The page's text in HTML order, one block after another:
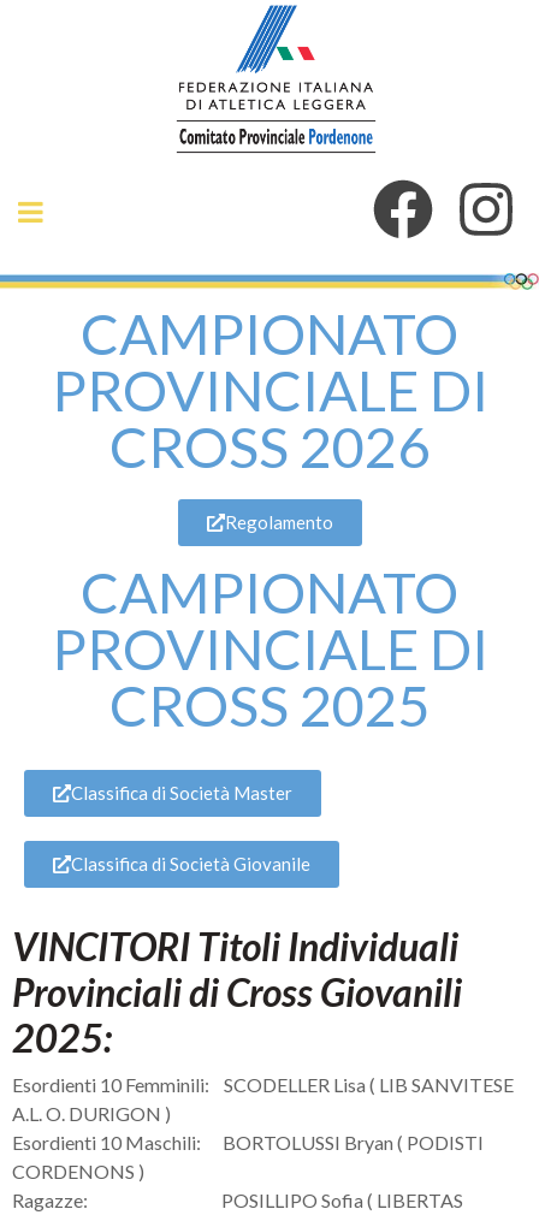
CAMPIONATO
PROVINCIALE DI
CROSS 2026
Regolamento
CAMPIONATO
PROVINCIALE DI
CROSS 2025
Classifica di Società Master
Classifica di Società Giovanile
VINCITORI Titoli Individuali
Provinciali di Cross Giovanili
2025:
Esordienti 10 Femminili: SCODELLER Lisa ( LIB SANVITESE
A.L. O. DURIGON )
Esordienti 10 Maschili: BORTOLUSSI Bryan ( PODISTI
CORDENONS )
Ragazze: POSILLIPO Sofia ( LIBERTAS